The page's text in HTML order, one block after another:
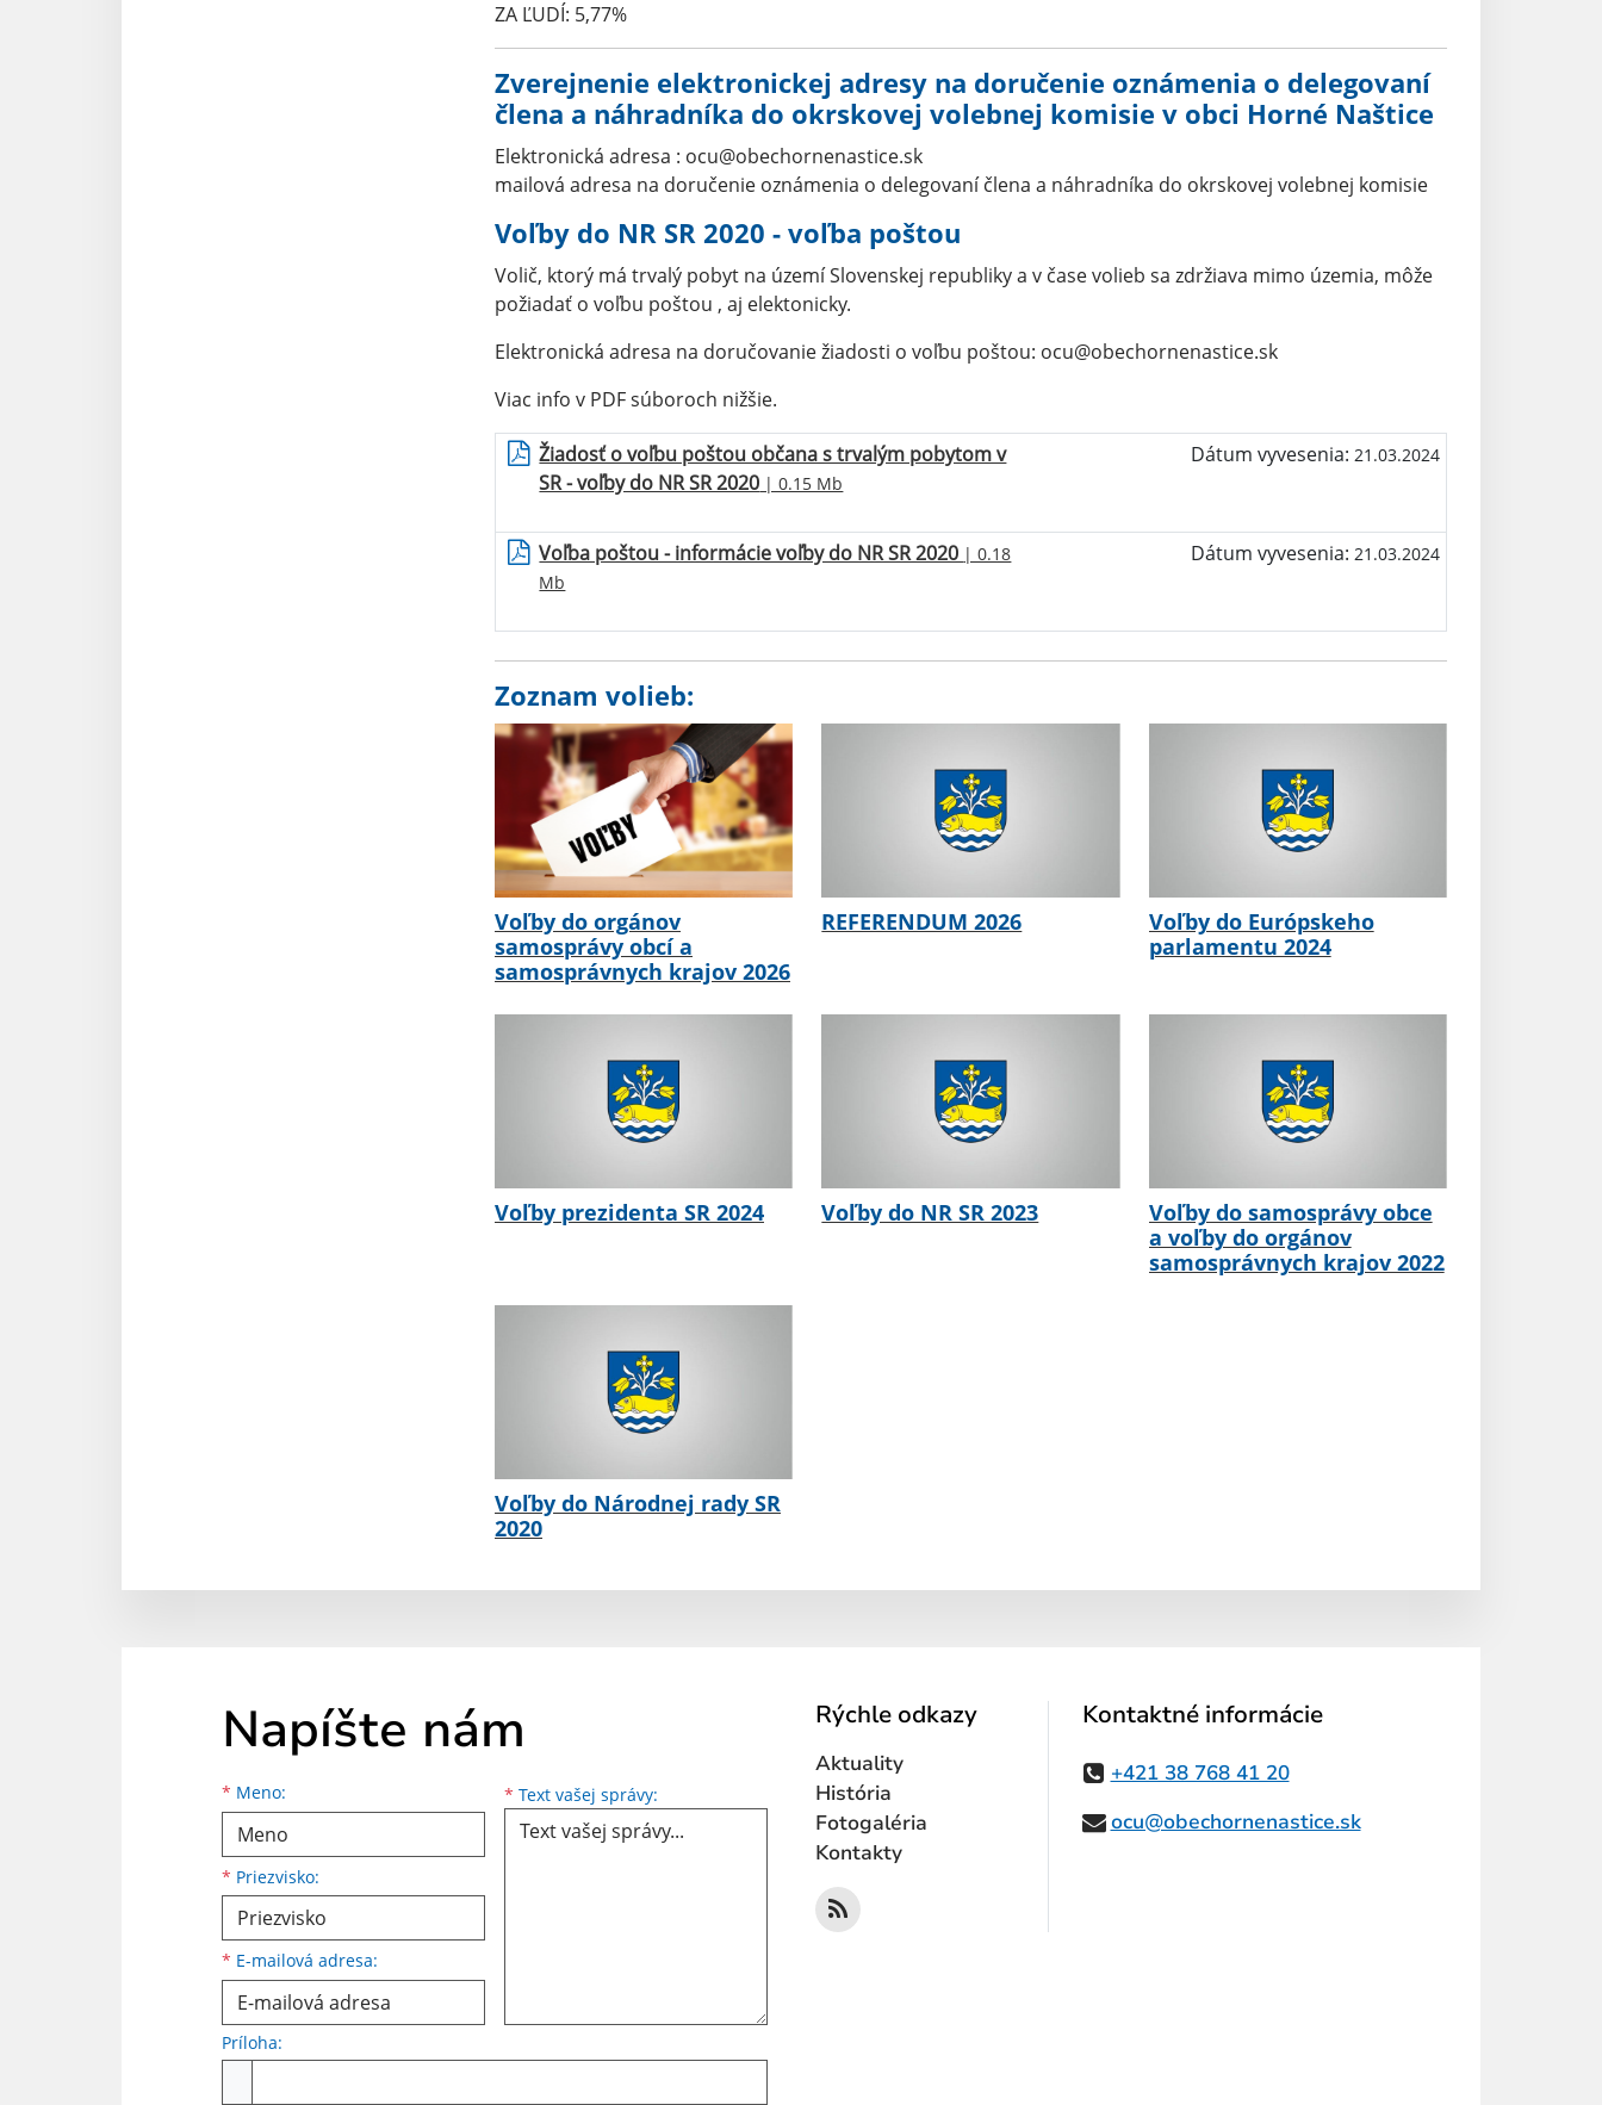
ZA ĽUDÍ: 5,77%
Zverejnenie elektronickej adresy na doručenie oznámenia o delegovaní
člena a náhradníka do okrskovej volebnej komisie v obci Horné Naštice
Elektronická adresa : ocu@obechornenastice.sk
mailová adresa na doručenie oznámenia o delegovaní člena a náhradníka do okrskovej volebnej komisie
Voľby do NR SR 2020 - voľba poštou
Volič, ktorý má trvalý pobyt na území Slovenskej republiky a v čase volieb sa zdržiava mimo územia, môže
požiadať o voľbu poštou , aj elektonicky.
Elektronická adresa na doručovanie žiadosti o voľbu poštou: ocu@obechornenastice.sk
Viac info v PDF súboroch nižšie.
Žiadosť o voľbu poštou občana s trvalým pobytom v
SR - voľby do NR SR 2020 | 0.15 Mb
Dátum vyvesenia: 21.03.2024
Voľba poštou - informácie voľby do NR SR 2020 | 0.18
Mb
Dátum vyvesenia: 21.03.2024
Zoznam volieb:
Voľby do orgánov
samosprávy obcí a
samosprávnych krajov 2026
REFERENDUM 2026
Voľby do Európskeho
parlamentu 2024
Voľby prezidenta SR 2024 Voľby do NR SR 2023
Voľby do samosprávy obce
a voľby do orgánov
samosprávnych krajov 2022
Voľby do Národnej rady SR
2020
Napíšte nám
* Meno:
Meno
* Priezvisko:
Priezvisko
* E-mailová adresa:
E-mailová adresa * Text vašej správy: Text vašej správy...
Príloha:
Rýchle odkazy
Aktuality
História
Fotogaléria
Kontakty
Kontaktné informácie
+421 38 768 41 20
ocu@obechornenastice.sk